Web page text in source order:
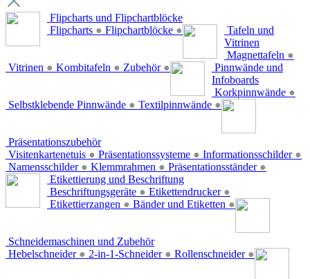
Flipcharts und Flipchartblöcke
Flipcharts ● Flipchartblöcke ●
Tafeln und
Vitrinen
Magnettafeln ●
Vitrinen ● Kombitafeln ● Zubehör ●
Pinnwände und
Infoboards
Korkpinnwände ●
Selbstklebende Pinnwände ● Textilpinnwände ●
Präsentationszubehör
Visitenkartenetuis ● Präsentationssysteme ● Informationsschilder ●
Namensschilder ● Klemmrahmen ● Präsentationsständer ●
Etikettierung und Beschriftung
Beschriftungsgeräte ● Etikettendrucker ●
Etikettierzangen ● Bänder und Etiketten ●
Schneidemaschinen und Zubehör
Hebelschneider ● 2-in-1-Schneider ● Rollenschneider ●